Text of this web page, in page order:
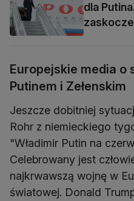
dla
Europejskie media o
Putinem i Zełenskim
Jeszcze dobitniej
Rohr z niemieckiego
"Władimir Putin na
Celebrowany jest
najkrwawszą wojnę w
światowej. Donald